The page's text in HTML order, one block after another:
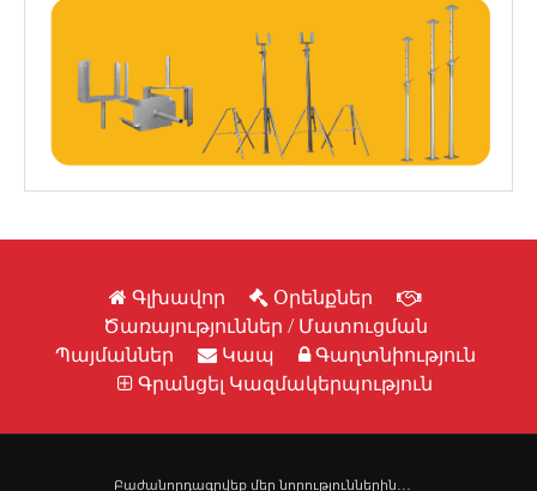
Գլխավոր
Օրենքներ
Ծառայություններ / Մատուցման
Պայմաններ
Կապ
Գաղտնիություն
Գրանցել Կազմակերպություն
Բաժանորդագրվեք մեր նորություններին․․․